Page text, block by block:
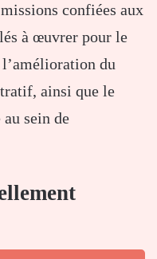
confiées aux
à œuvrer pour le
du
ainsi que le
sein de